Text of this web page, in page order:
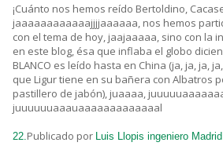
¡Cuánto nos hemos reído Bertoldino,
jaaaaaaaaaaaajjjjaaaaaa, nos hemos
con el tema de hoy, jaajaaaaa, sino con la
en este blog, ésa que inflaba el globo
BLANCO es leído hasta en China (ja, ja, ja,
que Ligur tiene en su bañera con Albatros
pastillero de jabón), juaaaa,
juuuuuuaaauaaaaaaaaaaaaal
22.Publicado por Luis Llopis ingeniero Madrid